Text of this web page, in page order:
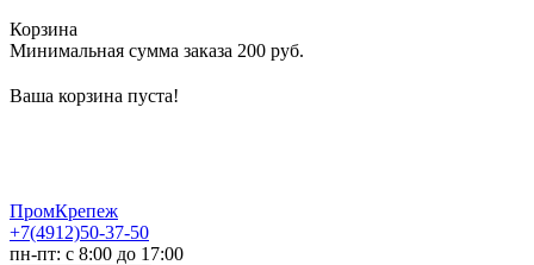
Корзина
Минимальная сумма заказа 200 руб.
Ваша корзина пуста!
ПромКрепеж
+7(4912)50-37-50
пн-пт: с 8:00 до 17:00